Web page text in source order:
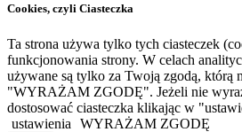
Cookies, czyli Ciasteczka
Ta strona używa tylko tych ciasteczek
funkcjonowania strony. W celach
używane są tylko za Twoją zgodą, którą
"WYRAŻAM ZGODĘ". Jeżeli nie
dostosować ciasteczka klikając w
ustawienia
WYRAŻAM ZGODĘ